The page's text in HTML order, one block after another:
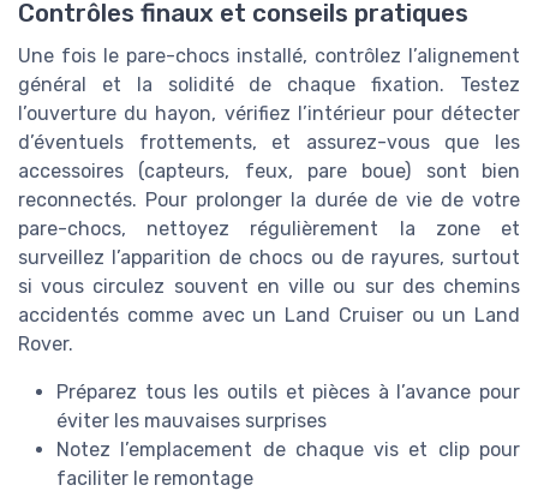
Contrôles finaux et conseils pratiques
Une fois le pare-chocs installé, contrôlez l’alignement
général et la solidité de chaque fixation. Testez
l’ouverture du hayon, vérifiez l’intérieur pour détecter
d’éventuels frottements, et assurez-vous que les
accessoires (capteurs, feux, pare boue) sont bien
reconnectés. Pour prolonger la durée de vie de votre
pare-chocs, nettoyez régulièrement la zone et
surveillez l’apparition de chocs ou de rayures, surtout
si vous circulez souvent en ville ou sur des chemins
accidentés comme avec un Land Cruiser ou un Land
Rover.
Préparez tous les outils et pièces à l’avance pour
éviter les mauvaises surprises
Notez l’emplacement de chaque vis et clip pour
faciliter le remontage